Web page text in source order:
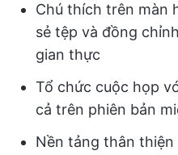
Chú thích trên màn
sẻ tệp và đồng
gian thực
Tổ chức cuộc họp
cả trên phiên bản
Nền tảng thân